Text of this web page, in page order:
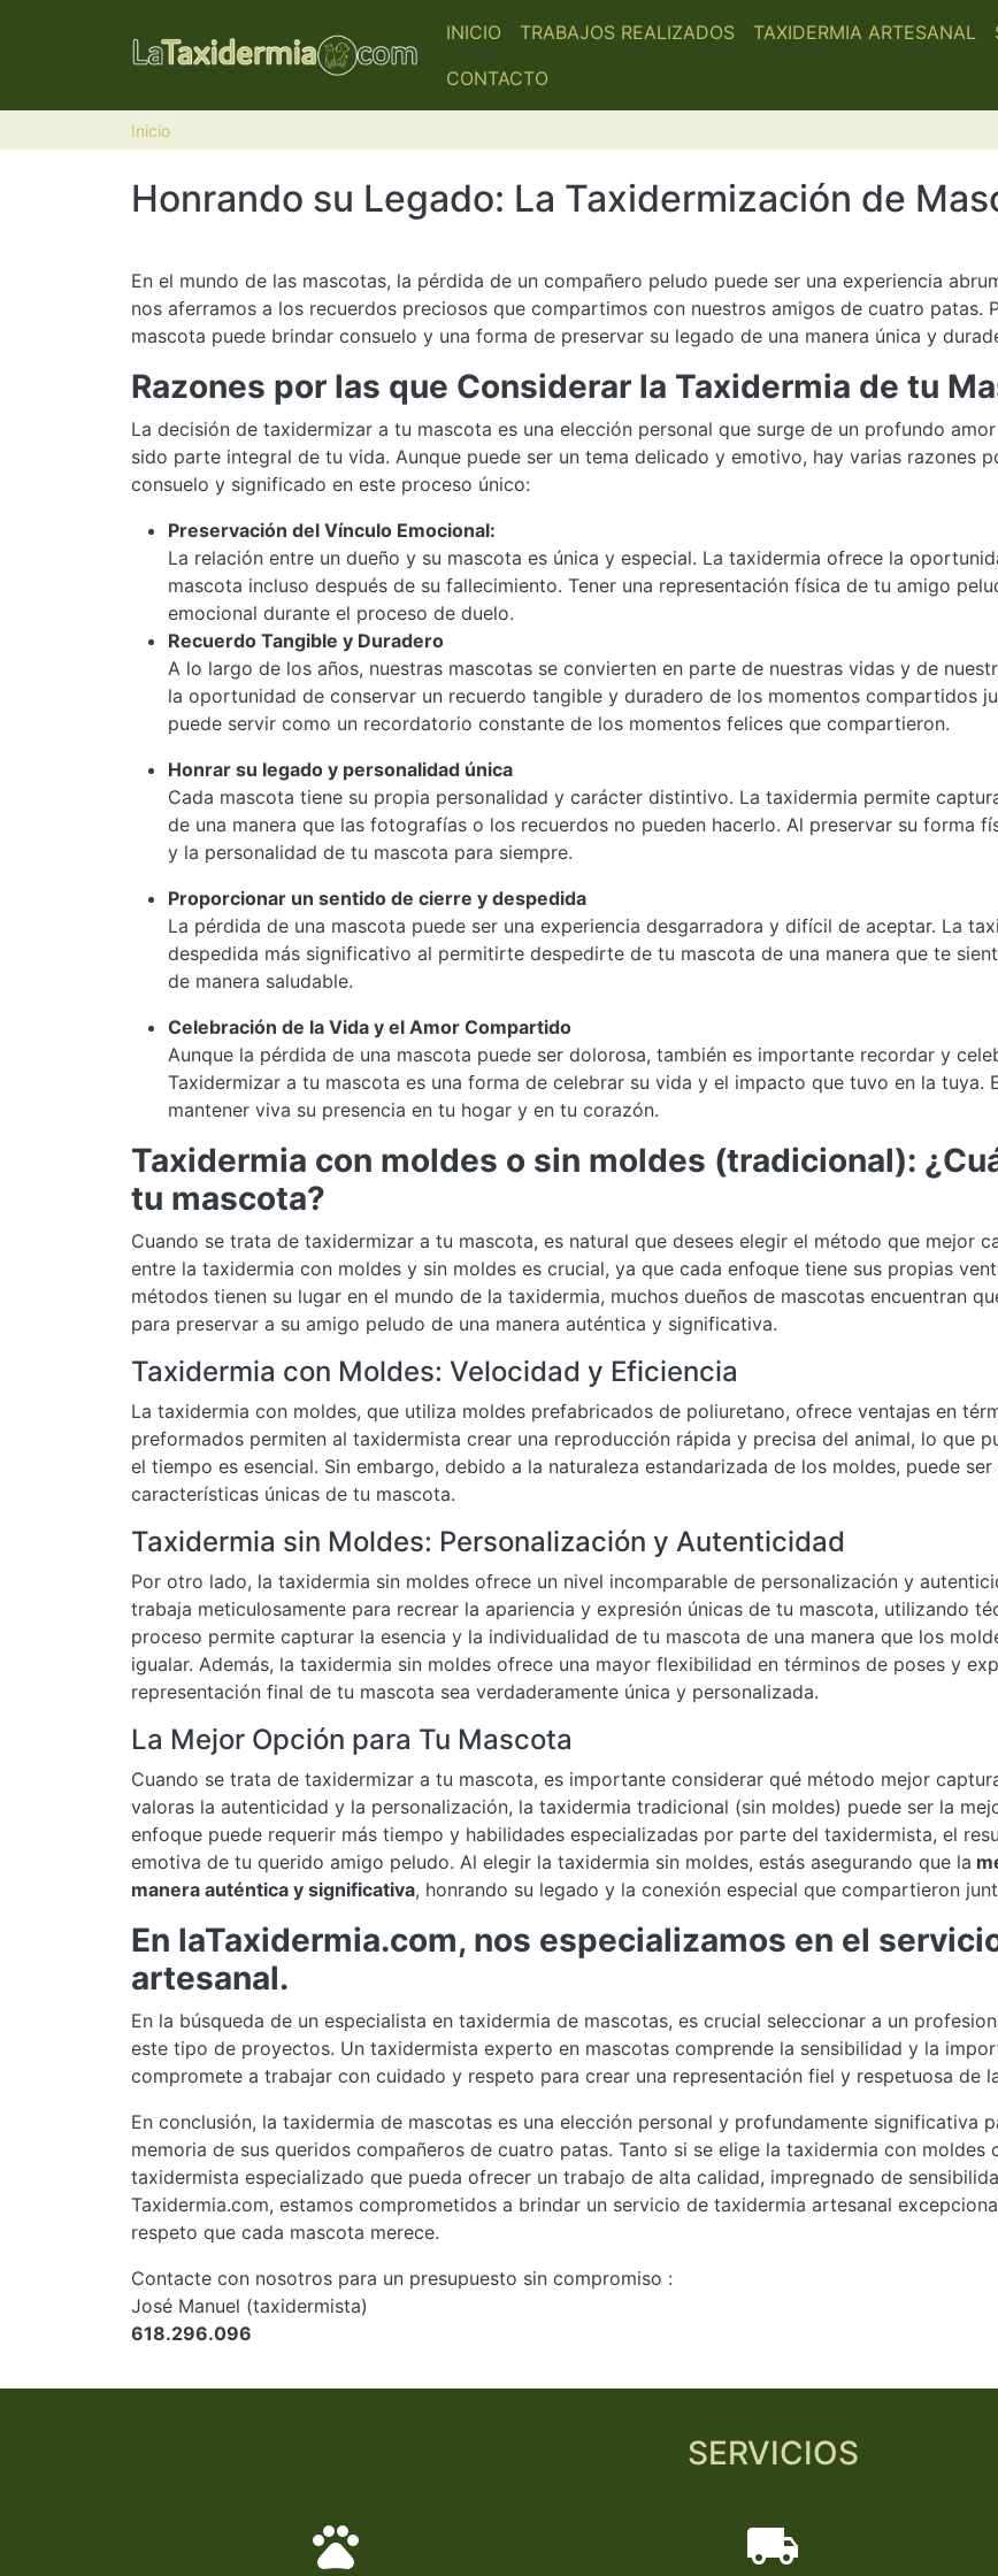
NAVEGACIÓN PRINCIPAL
INICIO TRABAJOS REALIZADOS TAXIDERMIA ARTESANAL
CONTACTO
Inicio
Honrando su Legado: La Taxidermización de
En el mundo de las mascotas, la pérdida de un compañero peludo puede ser una experiencia
nos aferramos a los recuerdos preciosos que compartimos con nuestros amigos de cuatro patas.
mascota puede brindar consuelo y una forma de preservar su legado de una manera única y
Razones por las que Considerar la Taxidermia de tu
La decisión de taxidermizar a tu mascota es una elección personal que surge de un profundo
sido parte integral de tu vida. Aunque puede ser un tema delicado y emotivo, hay varias razones
consuelo y significado en este proceso único:
Preservación del Vínculo Emocional:
La relación entre un dueño y su mascota es única y especial. La taxidermia ofrece la
mascota incluso después de su fallecimiento. Tener una representación física de tu amigo
emocional durante el proceso de duelo.
Recuerdo Tangible y Duradero
A lo largo de los años, nuestras mascotas se convierten en parte de nuestras vidas y de
la oportunidad de conservar un recuerdo tangible y duradero de los momentos compartidos
puede servir como un recordatorio constante de los momentos felices que compartieron.
Honrar su legado y personalidad única
Cada mascota tiene su propia personalidad y carácter distintivo. La taxidermia permite
de una manera que las fotografías o los recuerdos no pueden hacerlo. Al preservar su forma
y la personalidad de tu mascota para siempre.
Proporcionar un sentido de cierre y despedida
La pérdida de una mascota puede ser una experiencia desgarradora y difícil de aceptar. La
despedida más significativo al permitirte despedirte de tu mascota de una manera que te
de manera saludable.
Celebración de la Vida y el Amor Compartido
Aunque la pérdida de una mascota puede ser dolorosa, también es importante recordar y
Taxidermizar a tu mascota es una forma de celebrar su vida y el impacto que tuvo en la tuya.
mantener viva su presencia en tu hogar y en tu corazón.
Taxidermia con moldes o sin moldes (tradicional):
tu mascota?
Cuando se trata de taxidermizar a tu mascota, es natural que desees elegir el método que mejor
entre la taxidermia con moldes y sin moldes es crucial, ya que cada enfoque tiene sus propias
métodos tienen su lugar en el mundo de la taxidermia, muchos dueños de mascotas encuentran
para preservar a su amigo peludo de una manera auténtica y significativa.
Taxidermia con Moldes: Velocidad y Eficiencia
La taxidermia con moldes, que utiliza moldes prefabricados de poliuretano, ofrece ventajas en
preformados permiten al taxidermista crear una reproducción rápida y precisa del animal, lo que
el tiempo es esencial. Sin embargo, debido a la naturaleza estandarizada de los moldes, puede
características únicas de tu mascota.
Taxidermia sin Moldes: Personalización y Autenticidad
Por otro lado, la taxidermia sin moldes ofrece un nivel incomparable de personalización y
trabaja meticulosamente para recrear la apariencia y expresión únicas de tu mascota, utilizando
proceso permite capturar la esencia y la individualidad de tu mascota de una manera que los
igualar. Además, la taxidermia sin moldes ofrece una mayor flexibilidad en términos de poses y
representación final de tu mascota sea verdaderamente única y personalizada.
La Mejor Opción para Tu Mascota
Cuando se trata de taxidermizar a tu mascota, es importante considerar qué método mejor
valoras la autenticidad y la personalización, la taxidermia tradicional (sin moldes) puede ser la
enfoque puede requerir más tiempo y habilidades especializadas por parte del taxidermista, el
emotiva de tu querido amigo peludo. Al elegir la taxidermia sin moldes, estás asegurando que la
manera auténtica y significativa, honrando su legado y la conexión especial que compartieron
En laTaxidermia.com, nos especializamos en el
artesanal.
En la búsqueda de un especialista en taxidermia de mascotas, es crucial seleccionar a un
este tipo de proyectos. Un taxidermista experto en mascotas comprende la sensibilidad y la
compromete a trabajar con cuidado y respeto para crear una representación fiel y respetuosa de
En conclusión, la taxidermia de mascotas es una elección personal y profundamente significativa
memoria de sus queridos compañeros de cuatro patas. Tanto si se elige la taxidermia con moldes
taxidermista especializado que pueda ofrecer un trabajo de alta calidad, impregnado de
Taxidermia.com, estamos comprometidos a brindar un servicio de taxidermia artesanal
respeto que cada mascota merece.
Contacte con nosotros para un presupuesto sin compromiso :
José Manuel (taxidermista)
618.296.096
SERVICIOS
pets local_shipping